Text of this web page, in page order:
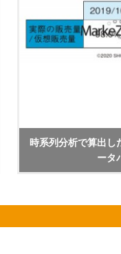
時系列分析で算出し
ータ